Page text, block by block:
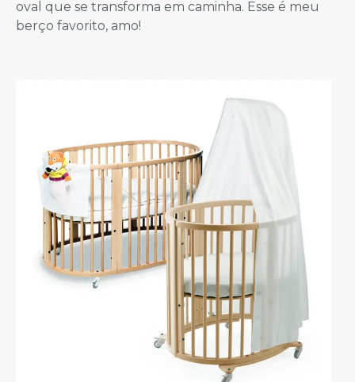
oval que se transforma em caminha. Esse é meu
berço favorito, amo!